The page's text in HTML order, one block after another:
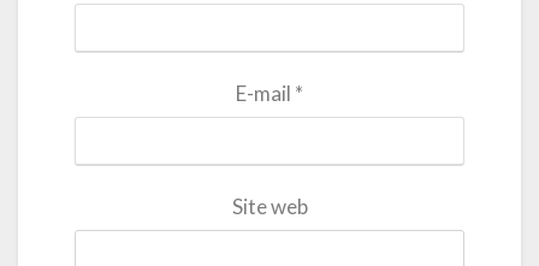
E-mail *
Site web